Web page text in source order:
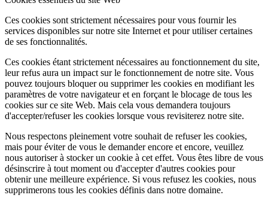
Ces cookies sont strictement nécessaires pour vous fournir les
services disponibles sur notre site Internet et pour utiliser certaines
de ses fonctionnalités.
Ces cookies étant strictement nécessaires au fonctionnement du site,
leur refus aura un impact sur le fonctionnement de notre site. Vous
pouvez toujours bloquer ou supprimer les cookies en modifiant les
paramètres de votre navigateur et en forçant le blocage de tous les
cookies sur ce site Web. Mais cela vous demandera toujours
d'accepter/refuser les cookies lorsque vous revisiterez notre site.
Nous respectons pleinement votre souhait de refuser les cookies,
mais pour éviter de vous le demander encore et encore, veuillez
nous autoriser à stocker un cookie à cet effet. Vous êtes libre de vous
désinscrire à tout moment ou d'accepter d'autres cookies pour
obtenir une meilleure expérience. Si vous refusez les cookies, nous
supprimerons tous les cookies définis dans notre domaine.